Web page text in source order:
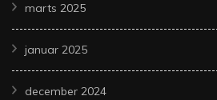
marts 2025
januar 2025
december 2024